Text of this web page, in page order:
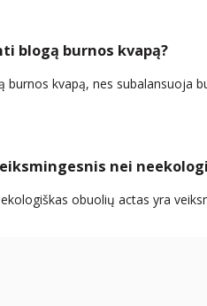
blogą burnos kvapą?
kvapą, nes subalansuoja
nei
obuolių actas yra